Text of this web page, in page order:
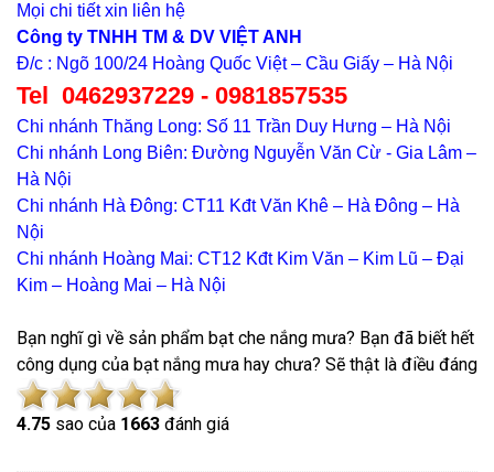
Mọi chi tiết xin liên hệ
Công ty TNHH TM & DV VIỆT ANH
Đ/c : Ngõ 100/24 Hoàng Quốc Việt – Cầu Giấy – Hà Nội
Tel 0462937229 - 0981857535
Chi nhánh Thăng Long: Số 11 Trần Duy Hưng – Hà Nội
Chi nhánh Long Biên: Đường Nguyễn Văn Cừ - Gia Lâm –
Hà Nội
Chi nhánh Hà Đông: CT11 Kđt Văn Khê – Hà Đông – Hà
Nội
Chi nhánh Hoàng Mai: CT12 Kđt Kim Văn – Kim Lũ – Đại
Kim – Hoàng Mai – Hà Nội
Bạn nghĩ gì về sản phẩm bạt che nắng mưa? Bạn đã biết hết
công dụng của bạt nắng mưa hay chưa? Sẽ thật là điều đáng
4.75 sao của 1663 đánh giá